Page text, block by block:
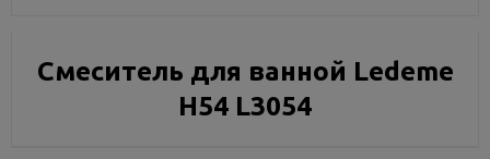
Смеситель для ванной Ledeme
Н54 L3054